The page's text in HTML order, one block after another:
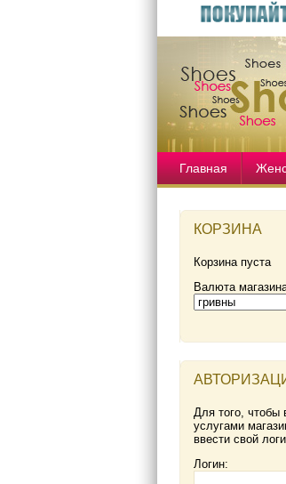
Главная
КОРЗИНА
Корзина пуста
Валюта
Для того, чтобы
услугами
ввести свой
Логин: